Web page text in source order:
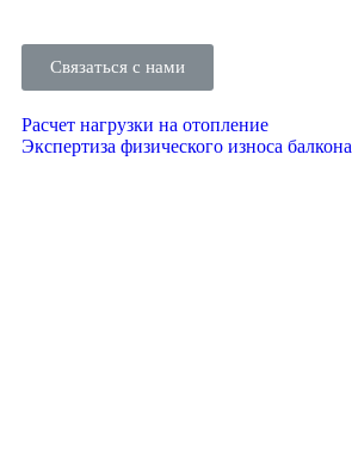
Связаться с нами
Расчет нагрузки на отопление
Экспертиза физического износа балкона